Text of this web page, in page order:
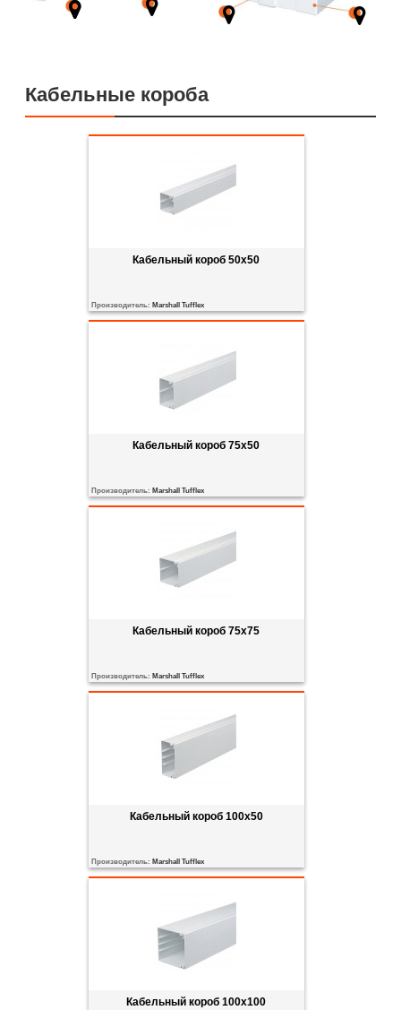
Кабельные короба
Кабельный короб 50x50
Производитель: Marshall Tufflex
Кабельный короб 75x50
Производитель: Marshall Tufflex
Кабельный короб 75x75
Производитель: Marshall Tufflex
Кабельный короб 100x50
Производитель: Marshall Tufflex
Кабельный короб 100x100